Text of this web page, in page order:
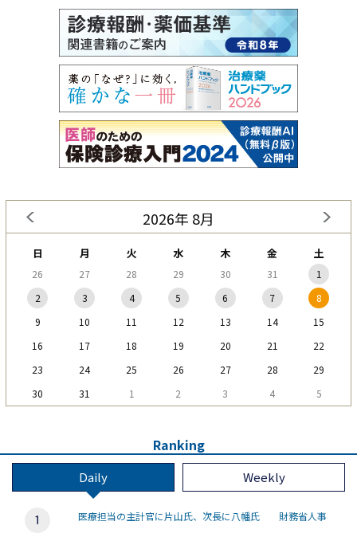
2026年 8月
日 月 火 水 木 金 土
26 27 28 29 30 31
1
2
3 4 5 6 7
8
9
10 11 12 13 14
15
16
17 18 19 20 21
22
23
24 25 26 27 28
29
30
31 1 2 3 4 5
Ranking
Daily Weekly
医療担当の主計官に片山氏、次長に八幡氏 財務省人事